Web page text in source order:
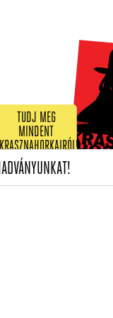
TUDJ MEG
MINDENT
(CURRENT)